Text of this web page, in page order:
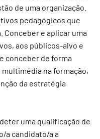
de uma organização.
pedagógicos que
e aplicar uma
aos públicos-alvo e
conceber de forma
na formação,
da estratégia
uma qualificação de
a candidato/a a